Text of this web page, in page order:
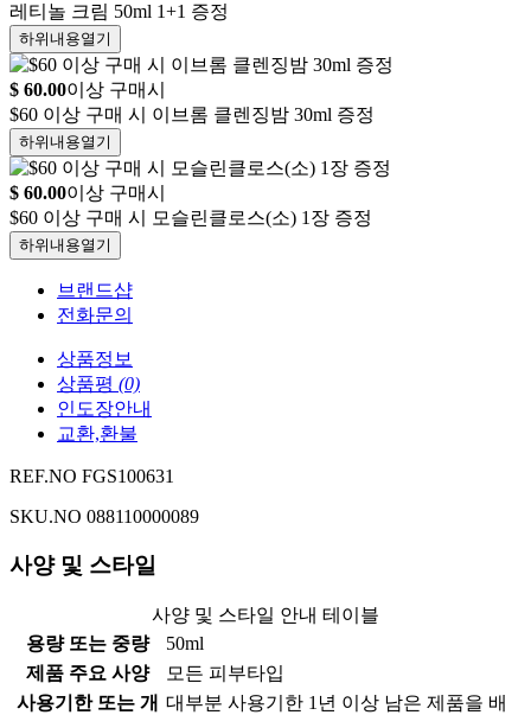
레티놀 크림 50ml 1+1 증정
하위내용열기
$ 60.00이상 구매시
$60 이상 구매 시 이브롬 클렌징밤 30ml 증정
하위내용열기
$ 60.00이상 구매시
$60 이상 구매 시 모슬린클로스(소) 1장 증정
하위내용열기
브랜드샵
전화문의
상품정보
상품평 (0)
인도장안내
교환,환불
REF.NO FGS100631
SKU.NO 088110000089
사양 및 스타일
사양 및 스타일 안내 테이블
용량 또는 중량
50ml
제품 주요 사양
모든 피부타입
사용기한 또는 개 대부분 사용기한 1년 이상 남은 제품을 배